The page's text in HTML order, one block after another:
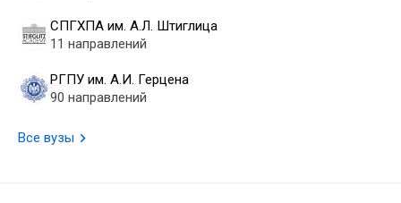
СПГХПА им. А.Л. Штиглица
11 направлений
РГПУ им. А.И. Герцена
90 направлений
Все вузы